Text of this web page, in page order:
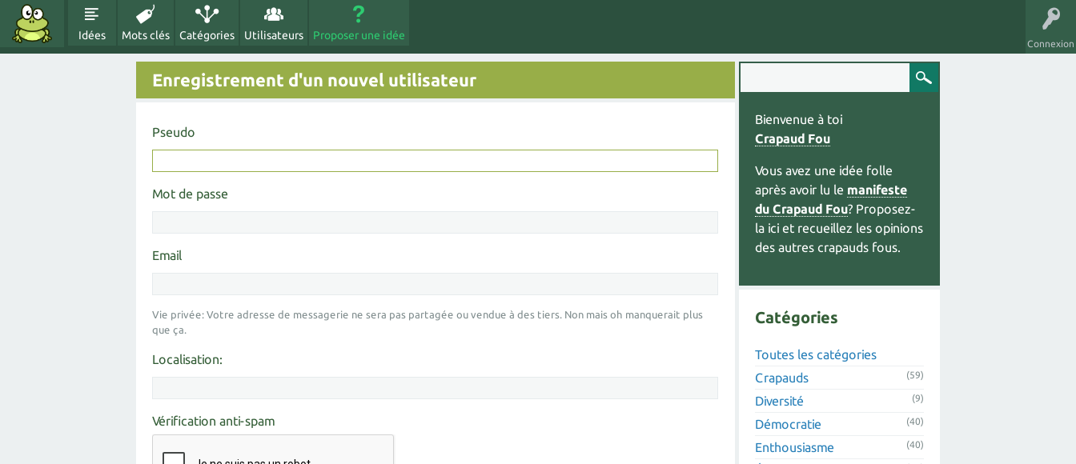
Connexion
Idées Mots clés Catégories Utilisateurs Proposer une idée
Enregistrement d'un nouvel utilisateur
Pseudo
Mot de passe
Email
Vie privée: Votre adresse de messagerie ne sera pas partagée ou vendue à des tiers. Non mais oh manquerait plus
que ça.
Localisation:
Vérification anti-spam
Bienvenue à toi
Crapaud Fou
Vous avez une idée folle
après avoir lu le manifeste
du Crapaud Fou? Proposez-
la ici et recueillez les opinions
des autres crapauds fous.
Catégories
Toutes les catégories
Crapauds
(59)
Diversité (9)
Démocratie (40)
Enthousiasme (40)